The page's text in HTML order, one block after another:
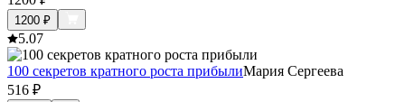
1200 ₽
5.07
100 секретов кратного роста прибылиМария Сергеева
516 ₽